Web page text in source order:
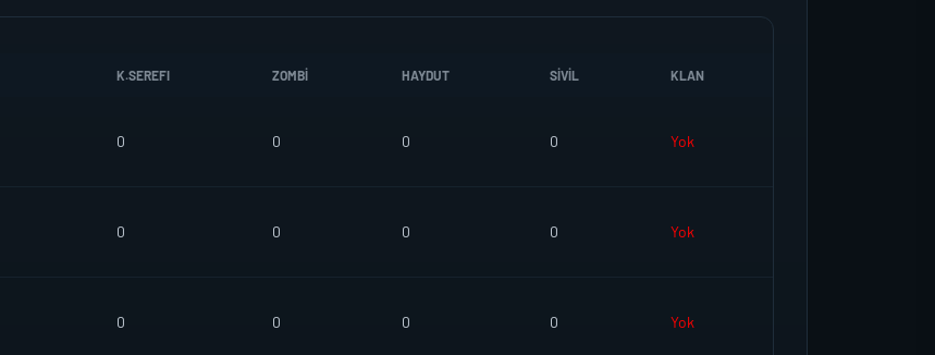
K.SEREFI ZOMBI HAYDUT SIVIL KLAN
0 0 0 0 Yok
0 0 0 0 Yok
0 0 0 0 Yok